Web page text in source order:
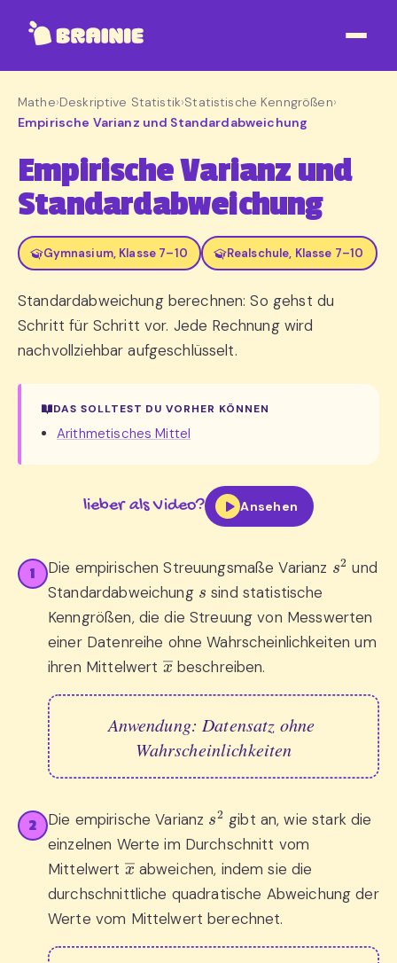
Mathe›Deskriptive Statistik›Statistische Kenngrößen›
Empirische Varianz und Standardabweichung
Empirische Varianz und
Standardabweichung
Gymnasium, Klasse 7–10 Realschule, Klasse 7–10
Standardabweichung berechnen: So gehst du
Schritt für Schritt vor. Jede Rechnung wird
nachvollziehbar aufgeschlüsselt.
DAS SOLLTEST DU VORHER KÖNNEN
Arithmetisches Mittel
lieber als Video? Ansehen
1 Die empirischen Streuungsmaße Varianz s2 und
Standardabweichung
sind statistische
Kenngrößen, die die Streuung von Messwerten
einer Datenreihe ohne Wahrscheinlichkeiten um
ihren Mittelwert x―
beschreiben.
Anwendung: Datensatz ohne
Wahrscheinlichkeiten
2 Die empirische Varianz s2 gibt an, wie stark die
einzelnen Werte im Durchschnitt vom
Mittelwert x―
abweichen, indem sie die
durchschnittliche quadratische Abweichung der
Werte vom Mittelwert berechnet.